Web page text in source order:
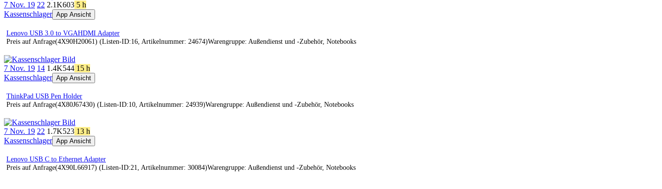
7 Nov. 19 22 2.1K603 5 h
Kassenschlager App Ansicht
Lenovo USB 3.0 to VGAHDMI Adapter
Preis auf Anfrage(4X90H20061) (Listen-ID:16, Artikelnummer: 24674)Warengruppe: Außendienst und -Zubehör, Notebooks
7 Nov. 19 14 1.4K544 15 h
Kassenschlager App Ansicht
ThinkPad USB Pen Holder
Preis auf Anfrage(4X80J67430) (Listen-ID:10, Artikelnummer: 24939)Warengruppe: Außendienst und -Zubehör, Notebooks
7 Nov. 19 22 1.7K523 13 h
Kassenschlager App Ansicht
Lenovo USB C to Ethernet Adapter
Preis auf Anfrage(4X90L66917) (Listen-ID:21, Artikelnummer: 30084)Warengruppe: Außendienst und -Zubehör, Notebooks